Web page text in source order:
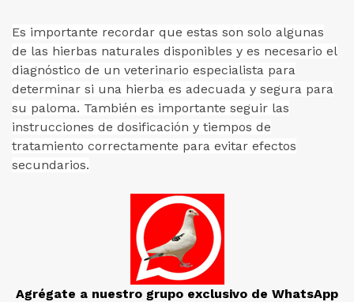
Es importante recordar que estas son solo algunas
de las hierbas naturales disponibles y es necesario el
diagnóstico de un veterinario especialista para
determinar si una hierba es adecuada y segura para
su paloma. También es importante seguir las
instrucciones de dosificación y tiempos de
tratamiento correctamente para evitar efectos
secundarios.
Agrégate a nuestro grupo exclusivo de WhatsApp